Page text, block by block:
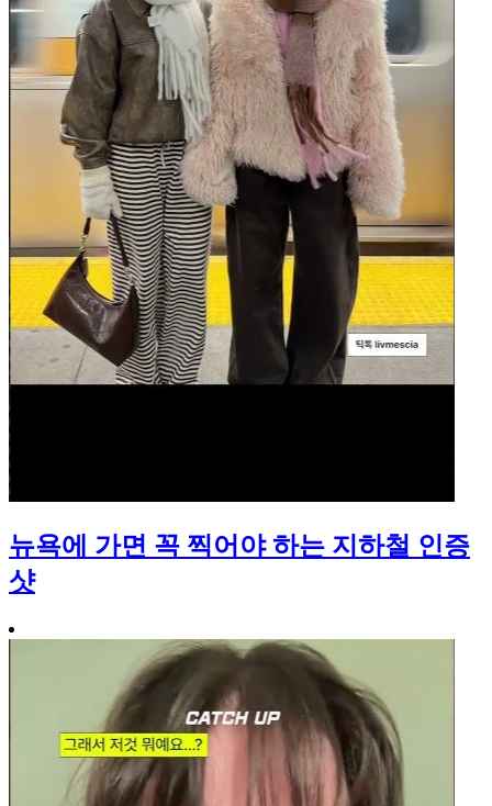
뉴욕에 가면 꼭 찍어야 하는 지하철 인증
샷